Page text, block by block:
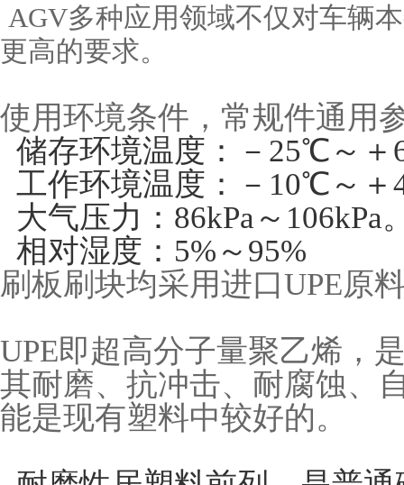
AGV多种应用领域不仅对车辆
更高的要求。
使用环境条件，常规件通用
储存环境温度：－25℃～
工作环境温度：－10℃～
大气压力：86kPa～106kPa
相对湿度：5%～95%
刷板刷块均采用进口UPE原
UPE即超高分子量聚乙烯，
其耐磨、抗冲击、耐腐蚀、
能是现有塑料中较好的。